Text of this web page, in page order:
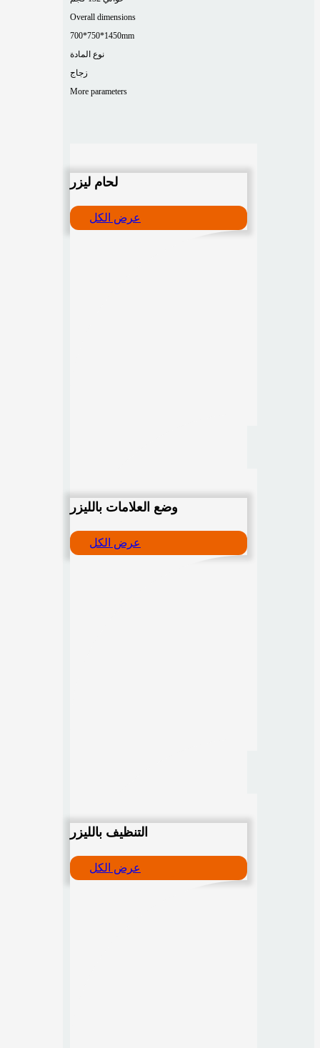
Overall dimensions
700*750*1450mm
نوع المادة
زجاج
More parameters
لحام ليزر
عرض الكل
وضع العلامات بالليزر
عرض الكل
التنظيف بالليزر
عرض الكل